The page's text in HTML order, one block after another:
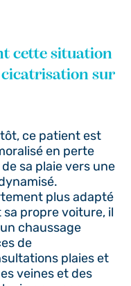
cette situation
cicatrisation sur
ce patient est
en perte
sa plaie vers une
plus adapté
propre voiture, il
chaussage
de
plaies et
veines et des